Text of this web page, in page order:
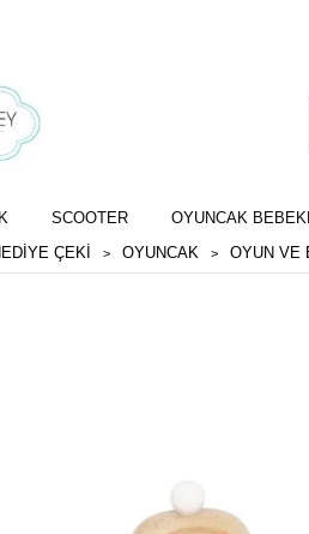
SCOOTER OYUNCAK
ÇEKİ OYUNCAK OYUN VE